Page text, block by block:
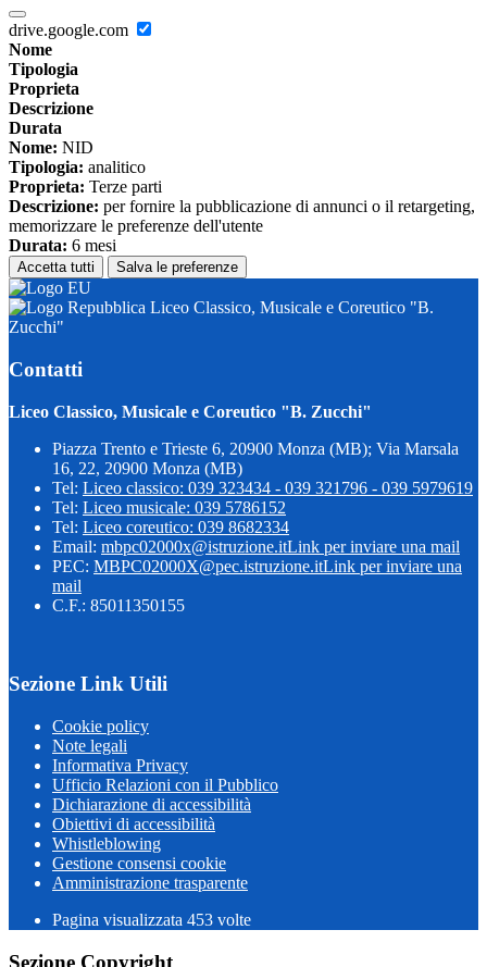
drive.google.com
Nome
Tipologia
Proprieta
Descrizione
Durata
Nome: NID
Tipologia: analitico
Proprieta: Terze parti
Descrizione: per fornire la pubblicazione di annunci o il retargeting,
memorizzare le preferenze dell'utente
Durata: 6 mesi
Accetta tutti Salva le preferenze
Liceo Classico, Musicale e Coreutico "B.
Zucchi"
Contatti
Liceo Classico, Musicale e Coreutico "B. Zucchi"
Piazza Trento e Trieste 6, 20900 Monza (MB); Via Marsala
16, 22, 20900 Monza (MB)
Tel: Liceo classico: 039 323434 - 039 321796 - 039 5979619
Tel: Liceo musicale: 039 5786152
Tel: Liceo coreutico: 039 8682334
Email: mbpc02000x@istruzione.itLink per inviare una mail
PEC: MBPC02000X@pec.istruzione.itLink per inviare una
mail
C.F.: 85011350155
Sezione Link Utili
Cookie policy
Note legali
Informativa Privacy
Ufficio Relazioni con il Pubblico
Dichiarazione di accessibilità
Obiettivi di accessibilità
Whistleblowing
Gestione consensi cookie
Amministrazione trasparente
Pagina visualizzata 453 volte
Sezione Copyright